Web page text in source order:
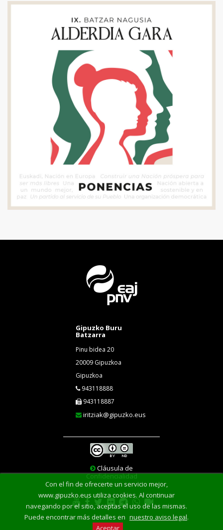
Con el fin de ofrecerte un servicio mejor,
www.gipuzko.eus utiliza cookies. Al continuar
navegando por el sitio, aceptas el uso de las mismas.
Puede encontrar más detalles en nuestro aviso legal.
Aceptar
Gipuzko Buru
Batzarra
Pinu bidea 20
20009 Gipuzkoa
Gipuzkoa
943118888
943118887
iritziak@gipuzko.eus
Cláusula de
Confidencialidad